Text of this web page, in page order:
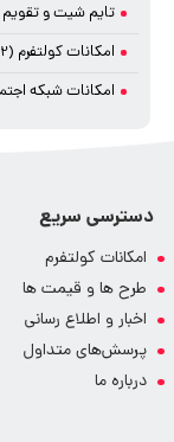
تایم شیت و تقویم
امکانات کولتفرم (2)
امکانات شبکه
دسترسی سریع
امکانات کولتفرم
طرح ها و قیمت ها
اخبار و اطلاع رسانی
پرسش‌های متداول
درباره ما